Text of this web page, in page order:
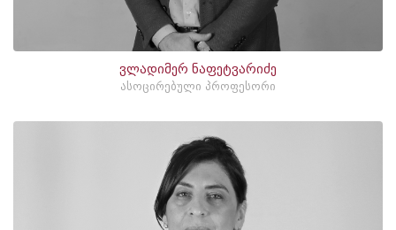
ვლადიმერ ნაფეტვარიძე
ასოცირებული პროფესორი